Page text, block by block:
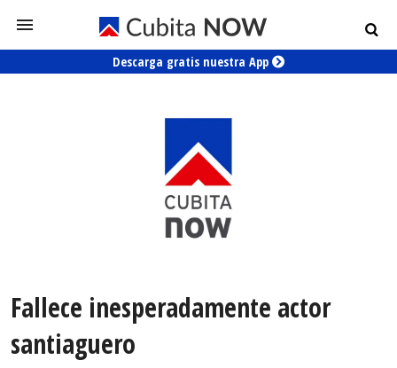
Descarga gratis nuestra App
Fallece inesperadamente actor
santiaguero